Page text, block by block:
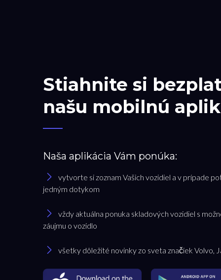
Stiahnite si
našu mobilnú
Naša aplikácia Vám ponúka:
vytvorte si zoznam Vašich vozidiel a v prípade
jedným dotykom
vždy aktuálna ponuka skladových vozidiel s
záujmu o vozidlo
všetky dôležité novinky zo sveta značiek Volvo,